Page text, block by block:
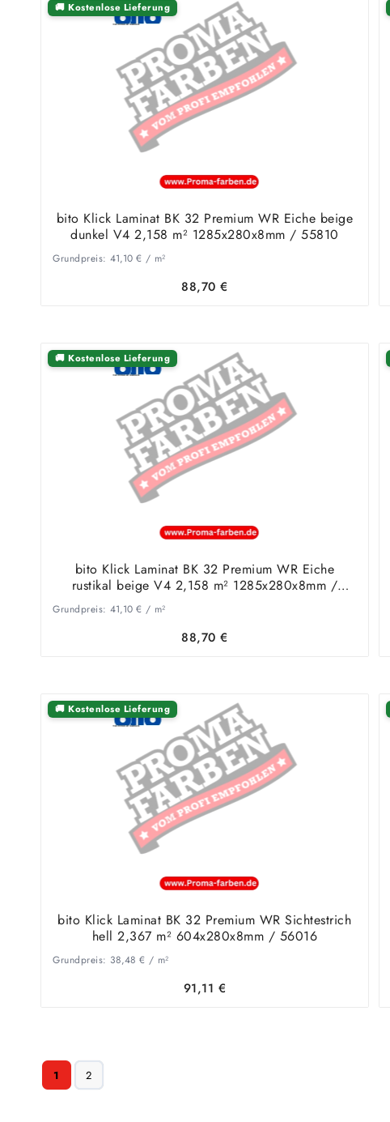
🚚 Kostenlose Lieferung
bito Klick Laminat BK 32 Premium WR Eiche beige
dunkel V4 2,158 m² 1285x280x8mm / 55810
Grundpreis: 41,10 € / m²
88,70€
🚚 Kostenlose Lieferung
bito Klick Laminat BK 32 Premium WR Eiche
rustikal beige V4 2,158 m² 1285x280x8mm /
Grundpreis: 41,10 € / m²
88,70€
🚚 Kostenlose Lieferung
bito Klick Laminat BK 32 Premium WR Sichtestrich
hell 2,367 m² 604x280x8mm / 56016
Grundpreis: 38,48 € / m²
91,11 €
1 2